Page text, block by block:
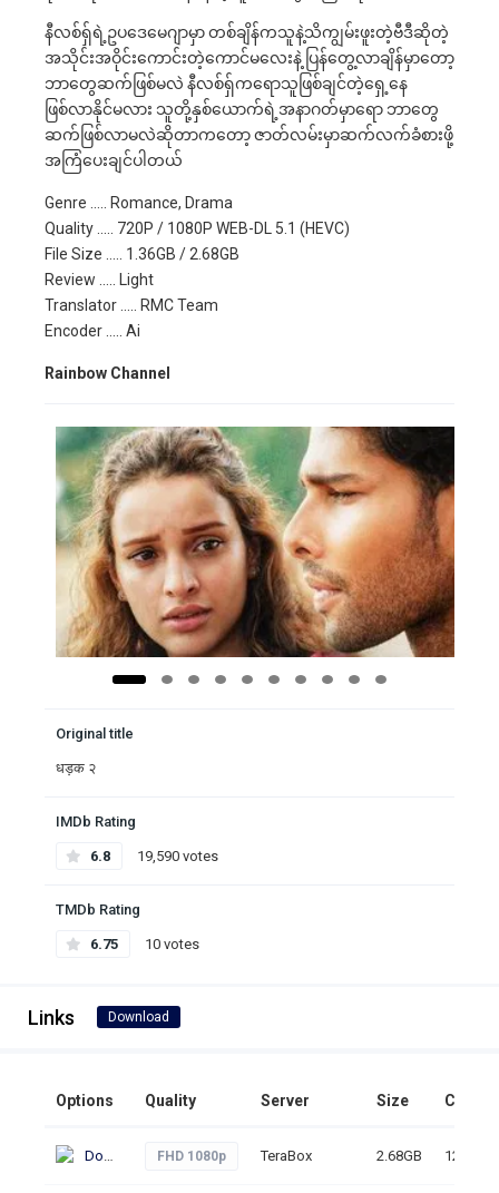
နီလစ်ရှ်ရဲ့ဥပဒေမေဂျာမှာ တစ်ချိန်ကသူနဲ့သိကျွမ်းဖူးတဲ့ဗီဒီ​ဆိုတဲ့
အသိုင်းအဝိုင်းကောင်းတဲ့ကောင်မလေးနဲ့ ပြန်တွေ့လာချိန်မှာတော့
ဘာတွေဆက်ဖြစ်မလဲ နီလစ်ရှ်ကရောသူဖြစ်ချင်တဲ့ရှေ့နေ
ဖြစ်လာနိုင်မလား သူတို့နှစ်ယောက်ရဲ့အနာဂတ်မှာရော ဘာတွေ
ဆက်ဖြစ်လာမလဲဆိုတာကတော့ ဇာတ်လမ်းမှာဆက်လက်ခံစားဖို့
အကြံပေးချင်ပါတယ်
Genre ….. Romance, Drama
Quality ….. 720P / 1080P WEB-DL 5.1 (HEVC)
File Size ….. 1.36GB / 2.68GB
Review ….. Light
Translator ….. RMC Team
Encoder ….. Ai
Rainbow Channel
Original title
धड़क २
IMDb Rating
6.8 19,590 votes
TMDb Rating
6.75 10 votes
Links Download
Options Quality Server Size Clicks
Download FHD 1080p TeraBox 2.68GB 127